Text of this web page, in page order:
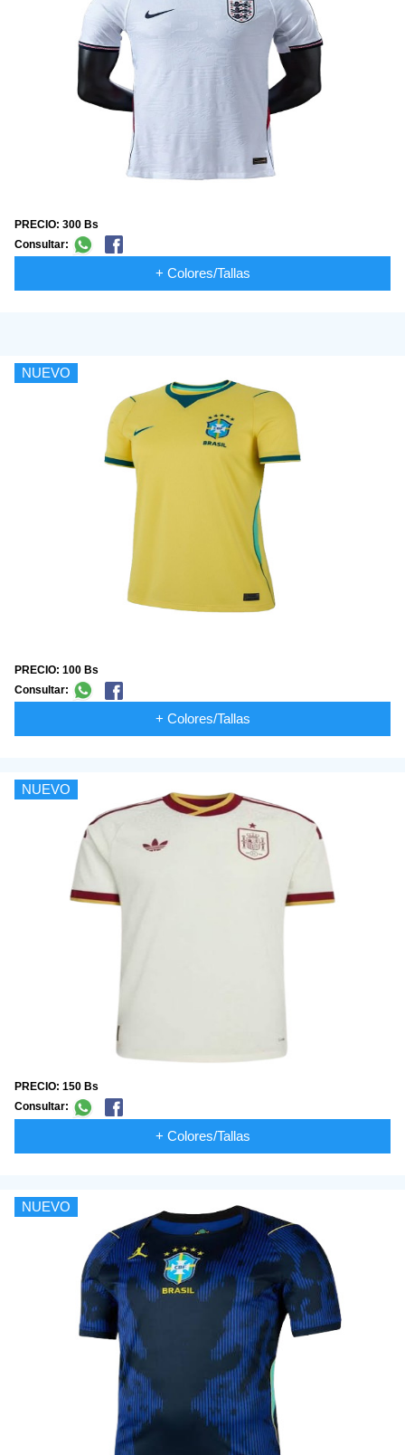
PRECIO: 300 Bs
Consultar:
+ Colores/Tallas
NUEVO
PRECIO: 100 Bs
Consultar:
+ Colores/Tallas
NUEVO
PRECIO: 150 Bs
Consultar:
+ Colores/Tallas
NUEVO